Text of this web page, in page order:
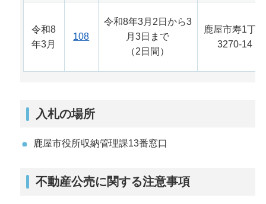
令和8
年3月
108
令和8年3月2日から3
月3日まで
（2日間）
鹿屋市寿1丁目
3270-14
入札の場所
鹿屋市役所収納管理課13番窓口
不動産公売に関する注意事項